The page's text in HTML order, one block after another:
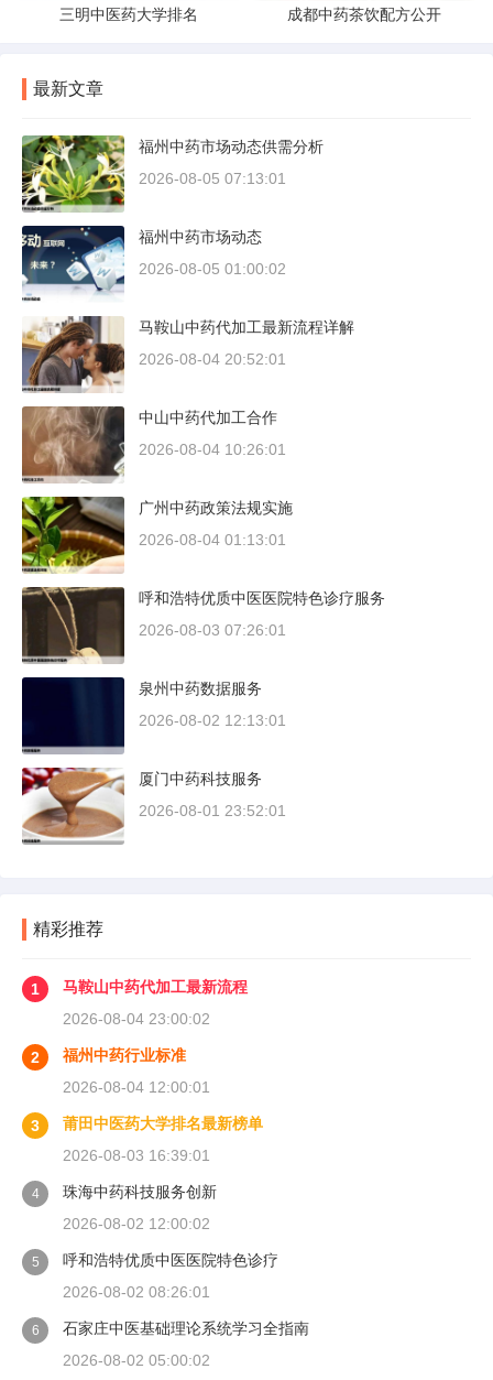
三明中医药大学排名 成都中药茶饮配方公开
最新文章
福州中药市场动态供需分析
2026-08-05 07:13:01
福州中药市场动态
2026-08-05 01:00:02
马鞍山中药代加工最新流程详解
2026-08-04 20:52:01
中山中药代加工合作
2026-08-04 10:26:01
广州中药政策法规实施
2026-08-04 01:13:01
呼和浩特优质中医医院特色诊疗服务
2026-08-03 07:26:01
泉州中药数据服务
2026-08-02 12:13:01
厦门中药科技服务
2026-08-01 23:52:01
精彩推荐
1
马鞍山中药代加工最新流程
2026-08-04 23:00:02
2
福州中药行业标准
2026-08-04 12:00:01
3
莆田中医药大学排名最新榜单
2026-08-03 16:39:01
4
珠海中药科技服务创新
2026-08-02 12:00:02
5
呼和浩特优质中医医院特色诊疗
2026-08-02 08:26:01
6
石家庄中医基础理论系统学习全指南
2026-08-02 05:00:02